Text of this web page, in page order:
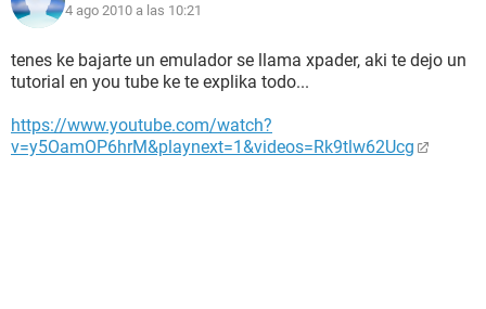
4 ago 2010 a las 10:21
tenes ke bajarte un emulador se llama xpader, aki te dejo un
tutorial en you tube ke te explika todo...
https://www.youtube.com/watch?
v=y5OamOP6hrM&playnext=1&videos=Rk9tlw62Ucg